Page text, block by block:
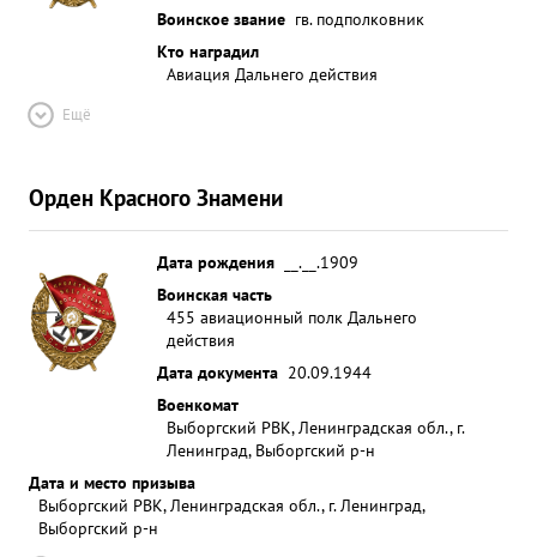
Воинское звание гв. подполковник
Кто наградил
Авиация Дальнего действия
Ещё
Орден Красного Знамени
Дата рождения
__.__.1909
Воинская часть
455 авиационный полк Дальнего
действия
Дата документа 20.09.1944
Военкомат
Выборгский РВК, Ленинградская обл., г.
Ленинград, Выборгский р-н
Дата и место призыва
Выборгский РВК, Ленинградская обл., г. Ленинград,
Выборгский р-н